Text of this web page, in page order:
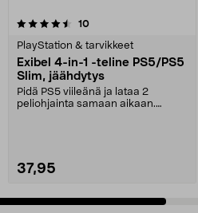
10arvostelut
PlayStation & tarvikkeet
Exibel 4-in-1 -teline PS5/PS5
Slim, jäähdytys
Pidä PS5 viileänä ja lataa 2
peliohjainta samaan aikaan.
37,95
4.5 viidestä